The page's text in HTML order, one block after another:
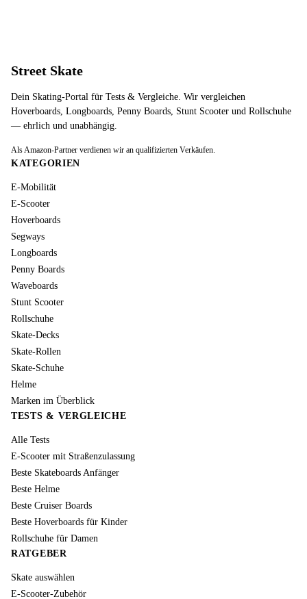
Street Skate
Dein Skating-Portal für Tests & Vergleiche. Wir vergleichen
Hoverboards, Longboards, Penny Boards, Stunt Scooter und Rollschuhe
— ehrlich und unabhängig.
Als Amazon-Partner verdienen wir an qualifizierten Verkäufen.
KATEGORIEN
E-Mobilität
E-Scooter
Hoverboards
Segways
Longboards
Penny Boards
Waveboards
Stunt Scooter
Rollschuhe
Skate-Decks
Skate-Rollen
Skate-Schuhe
Helme
Marken im Überblick
TESTS & VERGLEICHE
Alle Tests
E-Scooter mit Straßenzulassung
Beste Skateboards Anfänger
Beste Helme
Beste Cruiser Boards
Beste Hoverboards für Kinder
Rollschuhe für Damen
RATGEBER
Skate auswählen
E-Scooter-Zubehör